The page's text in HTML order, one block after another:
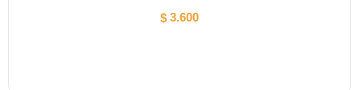
$ 3.600